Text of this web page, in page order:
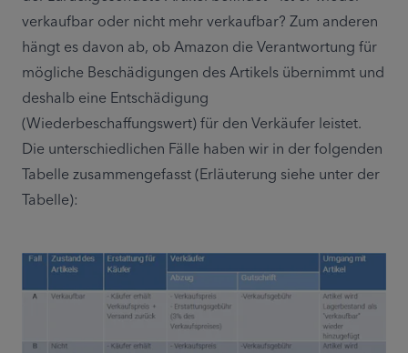
verkaufbar oder nicht mehr verkaufbar? Zum anderen
hängt es davon ab, ob Amazon die Verantwortung für
mögliche Beschädigungen des Artikels übernimmt und
deshalb eine Entschädigung
(Wiederbeschaffungswert) für den Verkäufer leistet.
Die unterschiedlichen Fälle haben wir in der folgenden
Tabelle zusammengefasst (Erläuterung siehe unter der
Tabelle):